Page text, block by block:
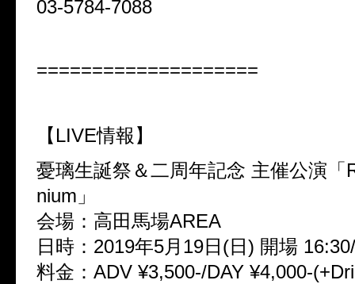
03-5784-7088
====================
【LIVE情報】
憂璃生誕祭＆二周年記念 主催公演「
nium」
会場：高田馬場AREA
日時：2019年5月19日(日) 開場
料金：ADV ¥3,500-/DAY ¥4,000-